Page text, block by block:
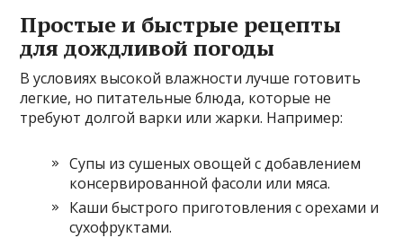
Простые и быстрые рецепты
для дождливой погоды
В условиях высокой влажности лучше готовить
легкие, но питательные блюда, которые не
требуют долгой варки или жарки. Например:
Супы из сушеных овощей с добавлением
консервированной фасоли или мяса.
Каши быстрого приготовления с орехами и
сухофруктами.